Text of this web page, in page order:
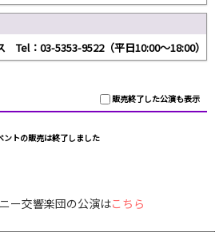
Tel：03-5353-9522（平日10:00～18:00）
販売終了した公演も表示
ントの販売は終了しました
ー交響楽団の公演はこちら